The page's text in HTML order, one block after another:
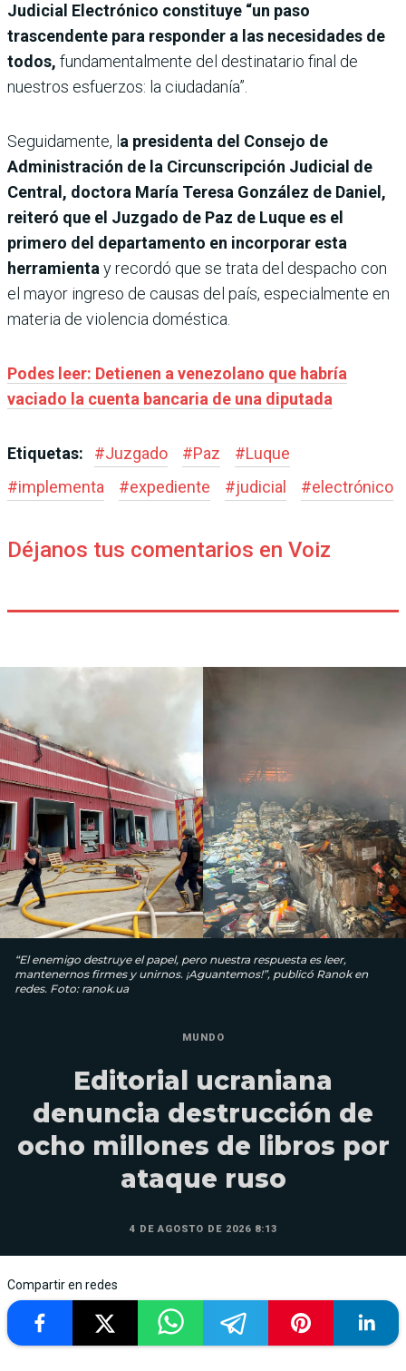
Judicial Electrónico constituye “un paso
trascendente para responder a las necesidades de
todos, fundamentalmente del destinatario final de
nuestros esfuerzos: la ciudadanía”.
Seguidamente, l a presidenta del Consejo de
Administración de la Circunscripción Judicial de
Central, doctora María Teresa González de Daniel,
reiteró que el Juzgado de Paz de Luque es el
primero del departamento en incorporar esta
herramienta y recordó que se trata del despacho con
el mayor ingreso de causas del país, especialmente en
materia de violencia doméstica.
Podes leer: Detienen a venezolano que habría
vaciado la cuenta bancaria de una diputada
Etiquetas: #Juzgado #Paz #Luque
#implementa #expediente #judicial #electrónico
Déjanos tus comentarios en Voiz
“El enemigo destruye el papel, pero nuestra respuesta es leer,
mantenernos firmes y unirnos. ¡Aguantemos!”, publicó Ranok en
redes. Foto: ranok.ua
MUNDO
Editorial ucraniana
denuncia destrucción de
ocho millones de libros por
ataque ruso
4 DE AGOSTO DE 2026 8:13
Compartir en redes